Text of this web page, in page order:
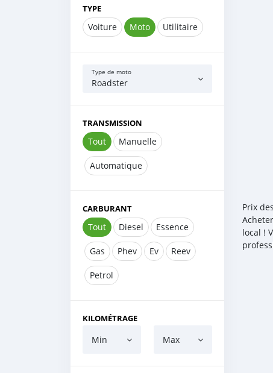
TYPE
Voiture Moto Utilitaire
Type de moto
Roadster
TRANSMISSION
Tout Manuelle
Automatique
CARBURANT
Tout Diesel Essence
Gas Phev Ev Reev
Petrol
KILOMÉTRAGE
Min Max
Prix
local !